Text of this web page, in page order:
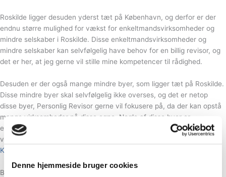
Denne hjemmeside bruger cookies
Roskilde ligger desuden yderst tæt på København, og derfor er der
endnu større mulighed for vækst for enkeltmandsvirksomheder og
mindre selskaber i Roskilde. Disse enkeltmandsvirksomheder og
mindre selskaber kan selvfølgelig have behov for en billig revisor, og
det er her, at jeg gerne vil stille mine kompetencer til rådighed.
Desuden er der også mange mindre byer, som ligger tæt på Roskilde.
Disse mindre byer skal selvfølgelig ikke overses, og det er netop
disse byer, Personlig Revisor gerne vil fokusere på, da der kan opstå
mange virksomheder på disse egne. Nogle af disse byer er
eksempelvis Hvalsø og Svogerslev. Selvom København kan ligne at
være langt væk fra Roskilde, så tilbydes der stadig
revisor hjælp i
København
Billig Revisor i Hvalsø